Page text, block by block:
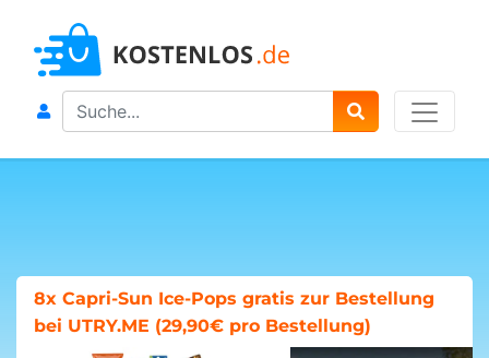
Search
8x Capri-Sun Ice-Pops gratis zur Bestellung
bei UTRY.ME (29,90€ pro Bestellung)